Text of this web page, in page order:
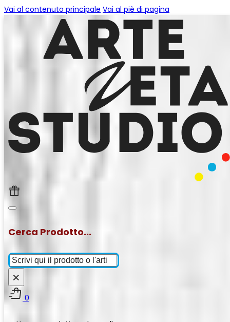
Vai al contenuto principale Vai al piè di pagina
Cerca Prodotto...
Cerca
×
0